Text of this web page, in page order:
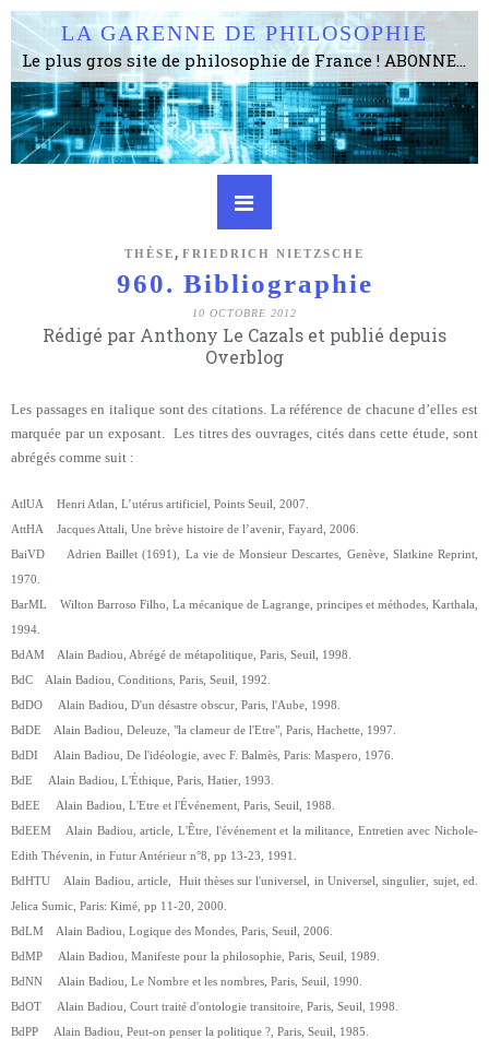
LA GARENNE DE PHILOSOPHIE
Le plus gros site de philosophie de France ! ABONNEZ-VOUS ! 4115 Articles, 1634 abonné·e·s, depuis 2006 . . . . . . . . 2 852 214 pages vues jusqu'à présent. Prestance et être apte à un plus grand nombre de choses.
THÈSE , FRIEDRICH NIETZSCHE
960. Bibliographie
10 OCTOBRE 2012
Rédigé par Anthony Le Cazals et publié depuis
Overblog
Les passages en italique sont des citations. La référence de chacune d’elles est
marquée par un exposant. Les titres des ouvrages, cités dans cette étude, sont
abrégés comme suit :
AtlUA Henri Atlan, L’utérus artificiel, Points Seuil, 2007.
AttHA Jacques Attali, Une brève histoire de l’avenir, Fayard, 2006.
BaiVD Adrien Baillet (1691), La vie de Monsieur Descartes, Genève, Slatkine Reprint,
1970.
BarML Wilton Barroso Filho, La mécanique de Lagrange, principes et méthodes, Karthala,
1994.
BdAM Alain Badiou, Abrégé de métapolitique, Paris, Seuil, 1998.
BdC Alain Badiou, Conditions, Paris, Seuil, 1992.
BdDO Alain Badiou, D'un désastre obscur, Paris, l'Aube, 1998.
BdDE Alain Badiou, Deleuze, "la clameur de l'Etre", Paris, Hachette, 1997.
BdDI Alain Badiou, De l'idéologie, avec F. Balmès, Paris: Maspero, 1976.
BdE Alain Badiou, L'Éthique, Paris, Hatier, 1993.
BdEE Alain Badiou, L'Etre et l'Événement, Paris, Seuil, 1988.
BdEEM Alain Badiou, article, L'Être, l'événement et la militance, Entretien avec Nichole-
Edith Thévenin, in Futur Antérieur n°8, pp 13-23, 1991.
BdHTU Alain Badiou, article, Huit thèses sur l'universel, in Universel, singulier, sujet, ed.
Jelica Sumic, Paris: Kimé, pp 11-20, 2000.
BdLM Alain Badiou, Logique des Mondes, Paris, Seuil, 2006.
BdMP Alain Badiou, Manifeste pour la philosophie, Paris, Seuil, 1989.
BdNN Alain Badiou, Le Nombre et les nombres, Paris, Seuil, 1990.
BdOT Alain Badiou, Court traité d'ontologie transitoire, Paris, Seuil, 1998.
BdPP Alain Badiou, Peut-on penser la politique ?, Paris, Seuil, 1985.